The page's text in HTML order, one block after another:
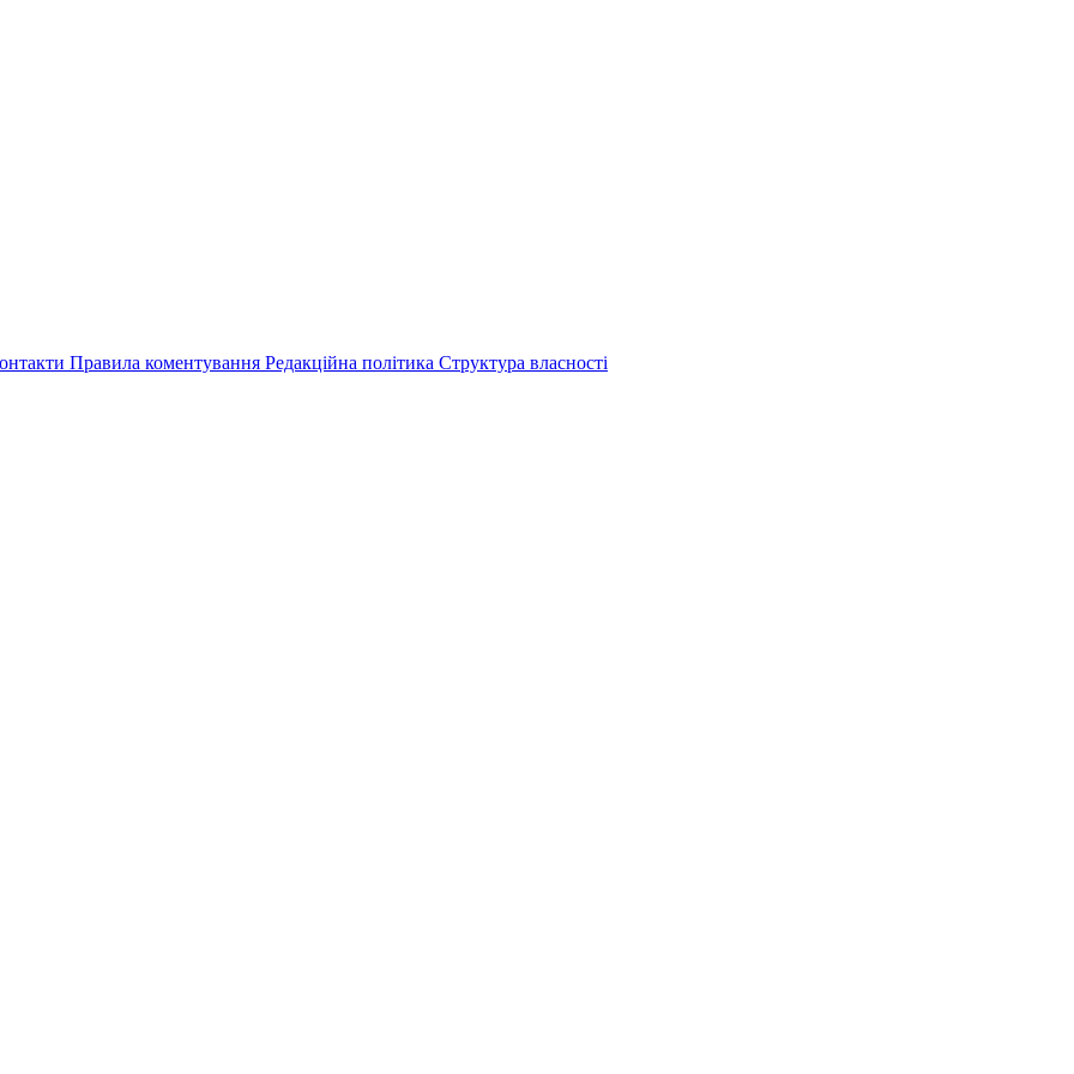
Правила коментування Редакційна політика Структура власності